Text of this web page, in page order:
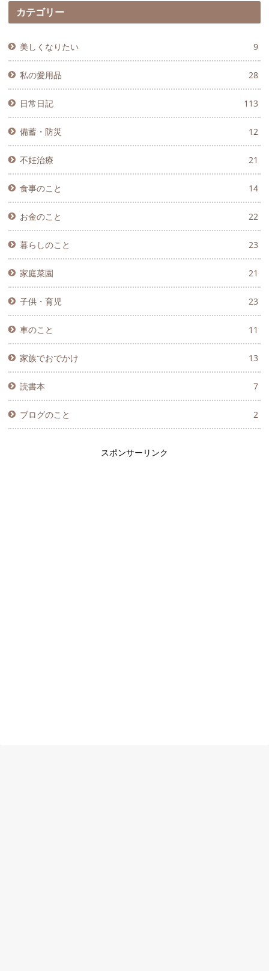
カテゴリー
美しくなりたい 9
私の愛用品 28
日常日記 113
備蓄・防災 12
不妊治療 21
食事のこと 14
お金のこと 22
暮らしのこと 23
家庭菜園 21
子供・育児 23
車のこと 11
家族でおでかけ 13
読書本 7
ブログのこと 2
スポンサーリンク